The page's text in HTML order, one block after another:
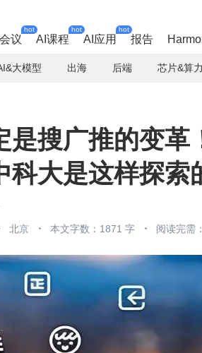
议
hot
AI课程
hot
AI应用
hot
报告
大模型 出海 后端 芯片&算力
是搜广推的变
科大是这样探索
北京 本文字数：1871 字 阅读完需